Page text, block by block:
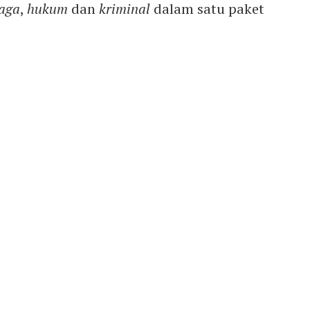
, hukum dankriminal dalam satu paket